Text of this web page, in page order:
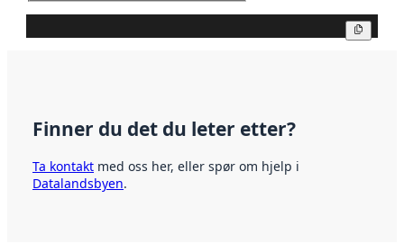
Finner du det du leter etter?
Ta kontakt med oss her, eller spør om hjelp i
Datalandsbyen.